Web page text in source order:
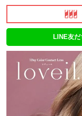
LINE友